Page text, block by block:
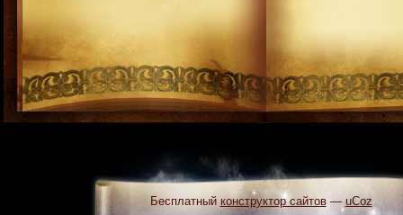
Бесплатный конструктор сайтов—uCoz